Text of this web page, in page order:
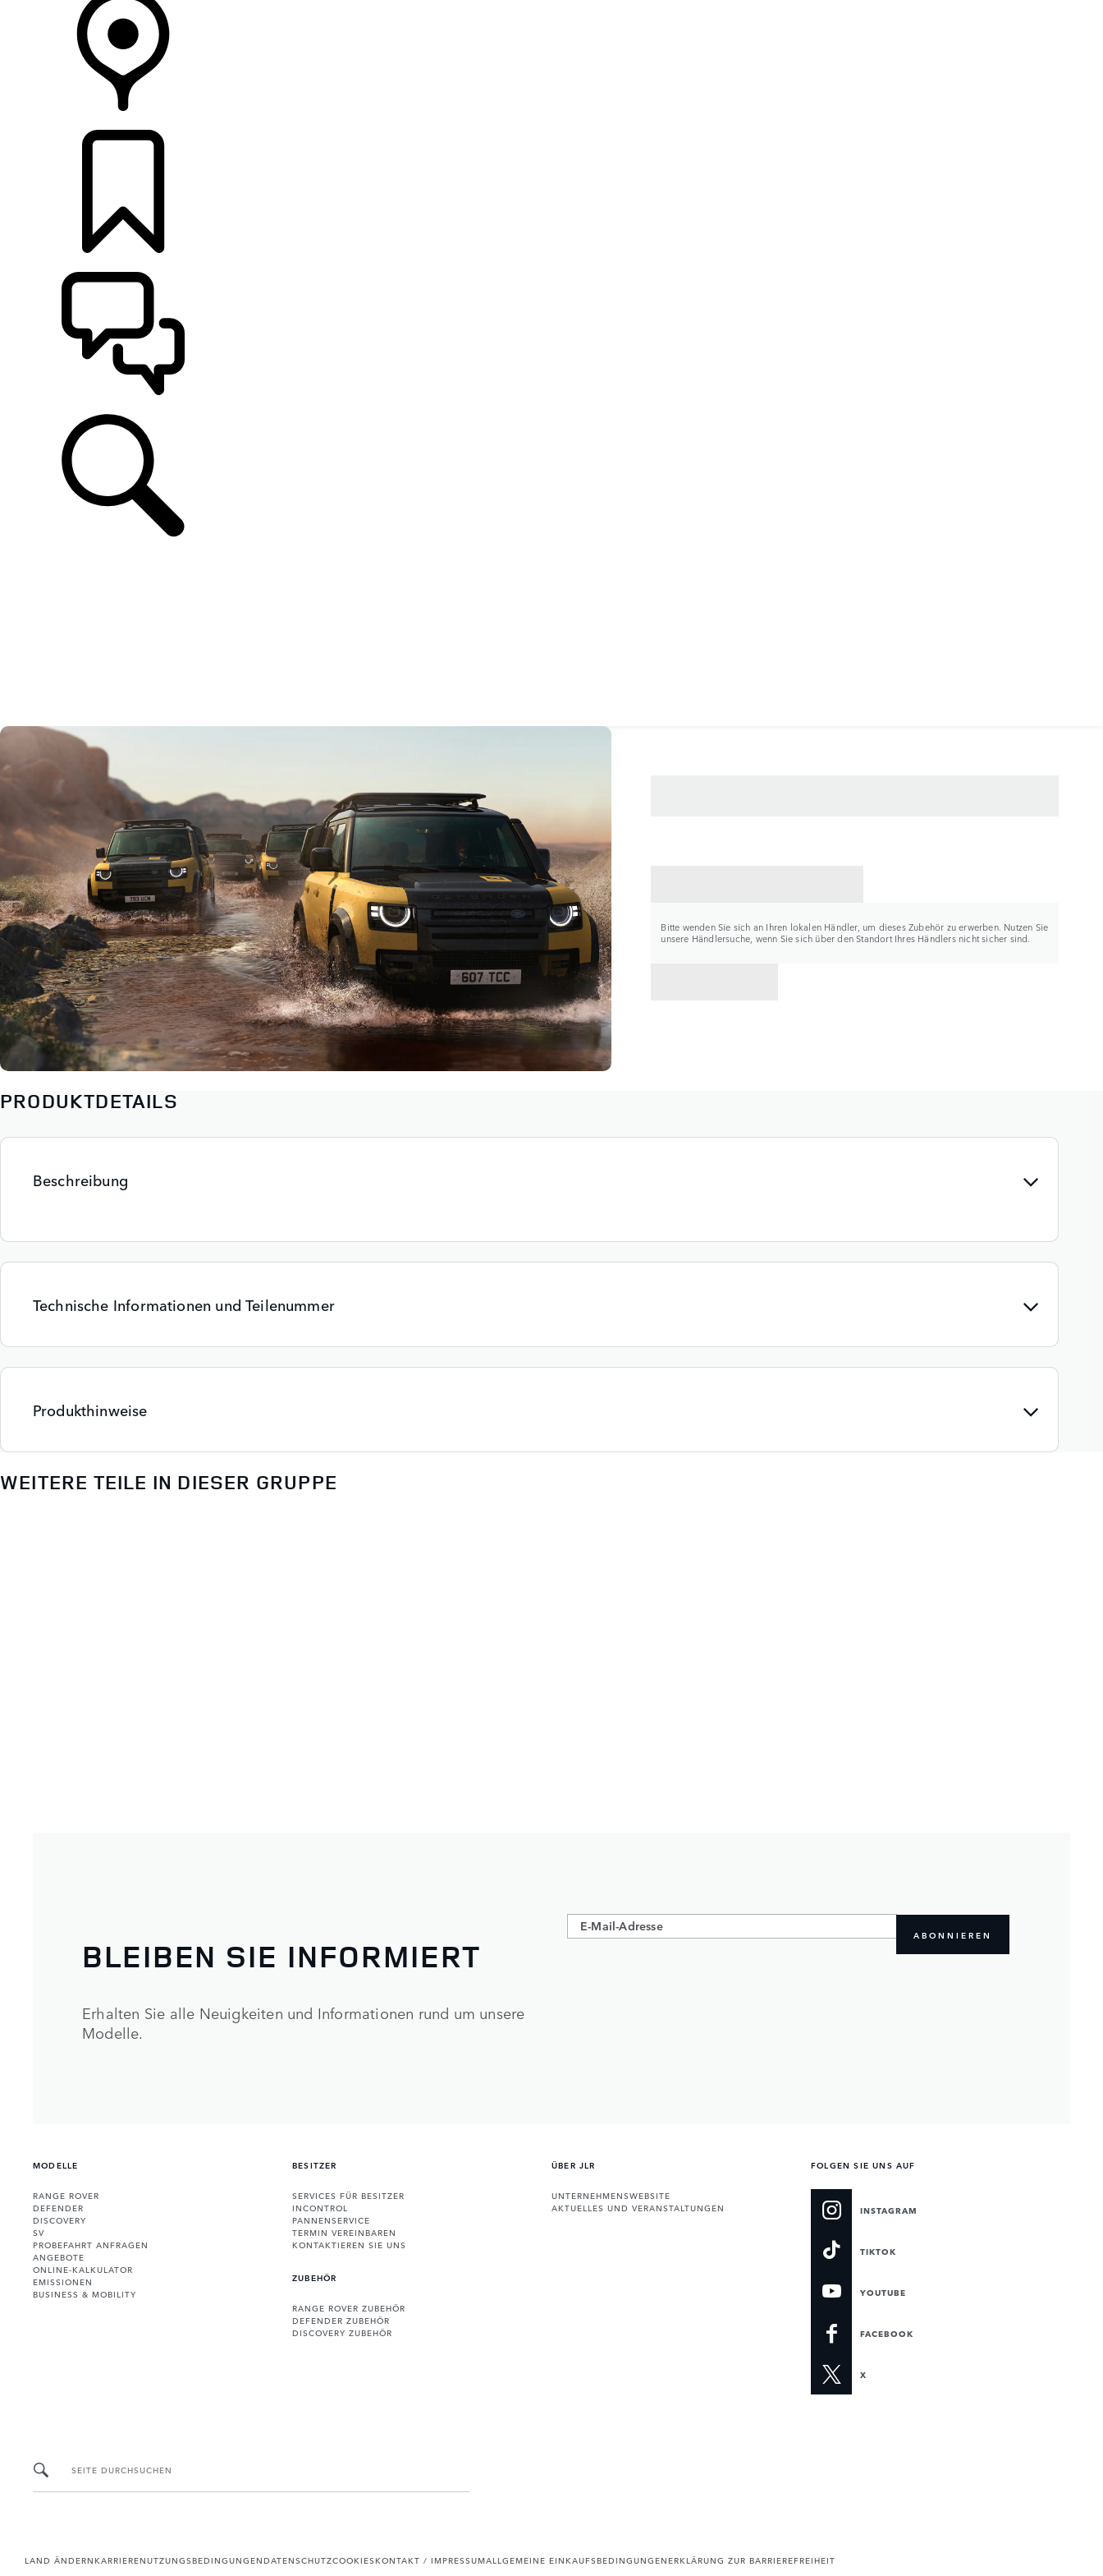
Bitte wenden Sie sich an Ihren lokalen Händler, um dieses Zubehör zu erwerben. Nutzen Sie
unsere Händlersuche, wenn Sie sich über den Standort Ihres Händlers nicht sicher sind.
PRODUKTDETAILS
Beschreibung
Technische Informationen und Teilenummer
Produkthinweise
WEITERE TEILE IN DIESER GRUPPE
BLEIBEN SIE INFORMIERT
Erhalten Sie alle Neuigkeiten und Informationen rund um unsere
Modelle.
ABONNIEREN
MODELLE
RANGE ROVER
DEFENDER
DISCOVERY
SV
PROBEFAHRT ANFRAGEN
ANGEBOTE
ONLINE-KALKULATOR
EMISSIONEN
BUSINESS & MOBILITY
BESITZER
SERVICES FÜR BESITZER
INCONTROL
PANNENSERVICE
TERMIN VEREINBAREN
KONTAKTIEREN SIE UNS
ZUBEHÖR
RANGE ROVER ZUBEHÖR
DEFENDER ZUBEHÖR
DISCOVERY ZUBEHÖR
ÜBER JLR
UNTERNEHMENSWEBSITE
AKTUELLES UND VERANSTALTUNGEN
FOLGEN SIE UNS AUF
INSTAGRAM
TIKTOK
YOUTUBE
FACEBOOK
X
SEITE DURCHSUCHEN
LAND ÄNDERNKARRIERENUTZUNGSBEDINGUNGENDATENSCHUTZCOOKIESKONTAKT / IMPRESSUMALLGEMEINE EINKAUFSBEDINGUNGENERKLÄRUNG ZUR BARRIEREFREIHEIT